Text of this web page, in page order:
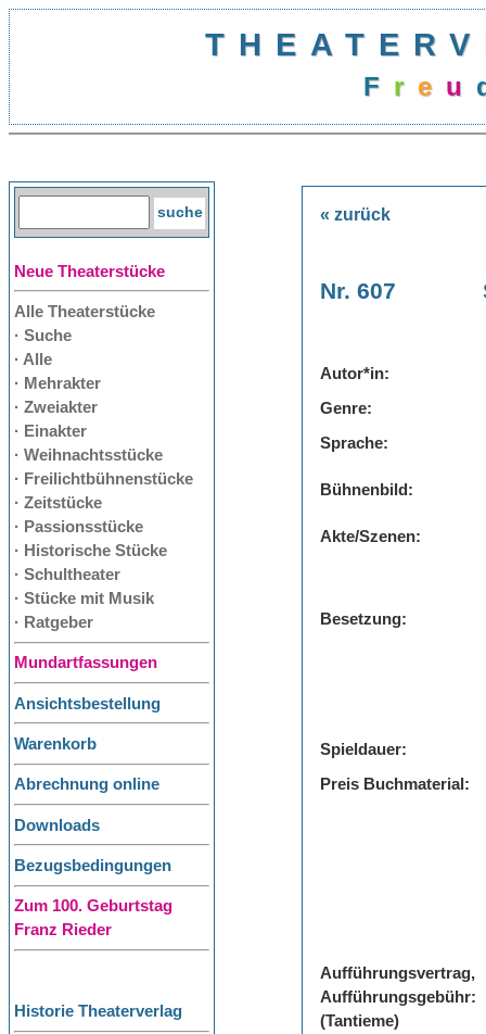
Freu
Neue Theaterstücke
Alle Theaterstücke
· Suche
· Alle
· Mehrakter
· Zweiakter
· Einakter
· Weihnachtsstücke
· Freilichtbühnenstücke
· Zeitstücke
· Passionsstücke
· Historische Stücke
· Schultheater
· Stücke mit Musik
· Ratgeber
Mundartfassungen
Ansichtsbestellung
Warenkorb
Abrechnung online
Downloads
Bezugsbedingungen
Zum 100. Geburtstag
Franz Rieder
Historie Theaterverlag
« zurück
Nr. 607
Autor*in:
Genre:
Sprache:
Bühnenbild:
Akte/Szenen:
Besetzung:
Spieldauer:
Preis Buchmaterial:
Aufführungsvertrag,
Aufführungsgebühr:
(Tantieme)